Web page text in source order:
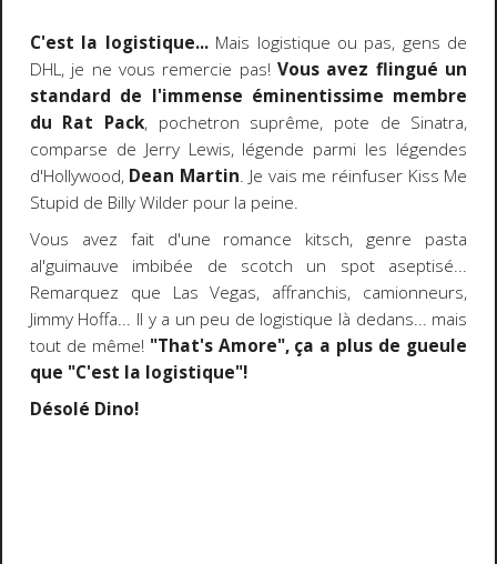
C'est la logistique...Mais logistique ou pas, gens de
DHL, je ne vous remercie pas!Vous avez flingué un
standard de l'immense éminentissime membre
du Rat Pack, pochetron suprême, pote de Sinatra,
comparse de Jerry Lewis, légende parmi les légendes
d'Hollywood, Dean Martin. Je vais me réinfuser Kiss Me
Stupid de Billy Wilder pour la peine.
Vous avez fait d'une romance kitsch, genre pasta
al'guimauve imbibée de scotch un spot aseptisé...
Remarquez que Las Vegas, affranchis, camionneurs,
Jimmy Hoffa... Il y a un peu de logistique là dedans... mais
tout de même! "That's Amore", ça a plus de gueule
que "C'est la logistique"!
Désolé Dino!